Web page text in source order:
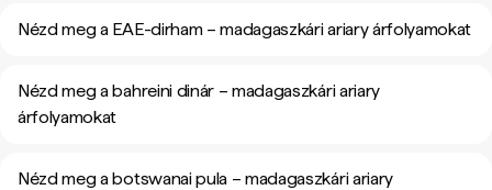
Nézd meg a EAE-dirham – madagaszkári ariary árfolyamokat
Nézd meg a bahreini dinár – madagaszkári ariary
árfolyamokat
Nézd meg a botswanai pula – madagaszkári ariary